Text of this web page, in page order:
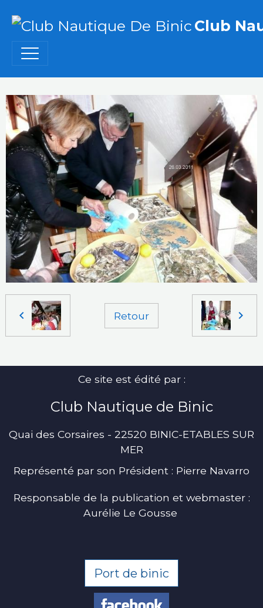
Club
Retour
Ce site est édité par :
Club Nautique de Binic
Quai des Corsaires - 22520 BINIC-ETABLES SUR
MER
Représenté par son Président : Pierre Navarro
Responsable de la publication et webmaster :
Aurélie Le Gousse
Port de binic